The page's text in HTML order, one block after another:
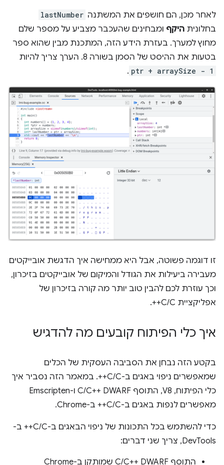
לאחר מכן, הם חושפים את המשתנה lastNumber
בחלונית היקף ומבחינים שהעכבר מצביע על מספר שלם
מחוץ למערך. בעזרת הידע הזה, המתכנת מבין שהוא ספר
בטעות את ההיסט של הסמן בשורה 8. הערך צריך להיות
ptr + arraySize - 1
.
זו דוגמה פשוטה, אבל היא ממחישה איך הדגשת אובייקטים
מעבירה ביעילות את הגודל והמיקום של אובייקטים בזיכרון,
וכך עוזרת לכם להבין טוב יותר מה קורה בזיכרון של
אפליקציית C/C++.
איך כלי הפיתוח קובעים מה להדגיש
בקטע הזה נבחן את הסביבה העסקית של הכלים
שמאפשרים ניפוי באגים ב-C/C++. במאמר הזה נסביר איך
כלי הפיתוח, V8, התוסף C/C++ DWARF ו-Emscripten
מאפשרים לנפות באגים ב-C/C++ ב-Chrome.
כדי להשתמש בכל התכונות של ניפוי הבאגים ב-C/C++ ב-
DevTools, צריך שני דברים:
התוסף C/C++ DWARF שמותקן ב-Chrome